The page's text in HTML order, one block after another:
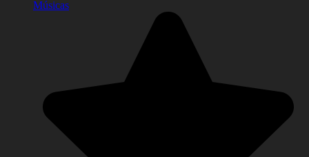
Músicas